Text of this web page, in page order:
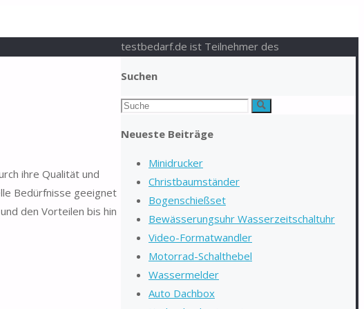
ihre Qualität und
Bedürfnisse geeignet
den Vorteilen bis hin
Suchen
Suchen
Suche
Neueste Beiträge
Minidrucker
Christbaumständer
Bogenschießset
Bewässerungsuhr Wasserzeitschaltuhr
Video-Formatwandler
Motorrad-Schalthebel
Wassermelder
Auto Dachbox
testbedarf.de ist Teilnehmer des